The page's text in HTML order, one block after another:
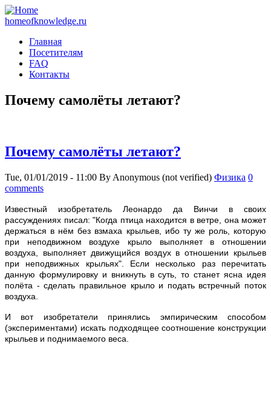
homeofknowledge.ru
Главная
Посетителям
FAQ
Контакты
Почему самолёты летают?
Почему самолёты летают?
Tue, 01/01/2019 - 11:00 By Anonymous (not verified) Физика 0
comments
Известный изобретатель Леонардо да Винчи в своих
рассуждениях писал: "Когда птица находится в ветре, она может
держаться в нём без взмаха крыльев, ибо ту же роль, которую
при неподвижном воздухе крыло выполняет в отношении
воздуха, выполняет движущийся воздух в отношении крыльев
при неподвижных крыльях". Если несколько раз перечитать
данную формулировку и вникнуть в суть, то станет ясна идея
полёта - сделать правильное крыло и подать встречный поток
воздуха.
И вот изобретатели принялись эмпирическим способом
(экспериментами) искать подходящее соотношение конструкции
крыльев и поднимаемого веса.